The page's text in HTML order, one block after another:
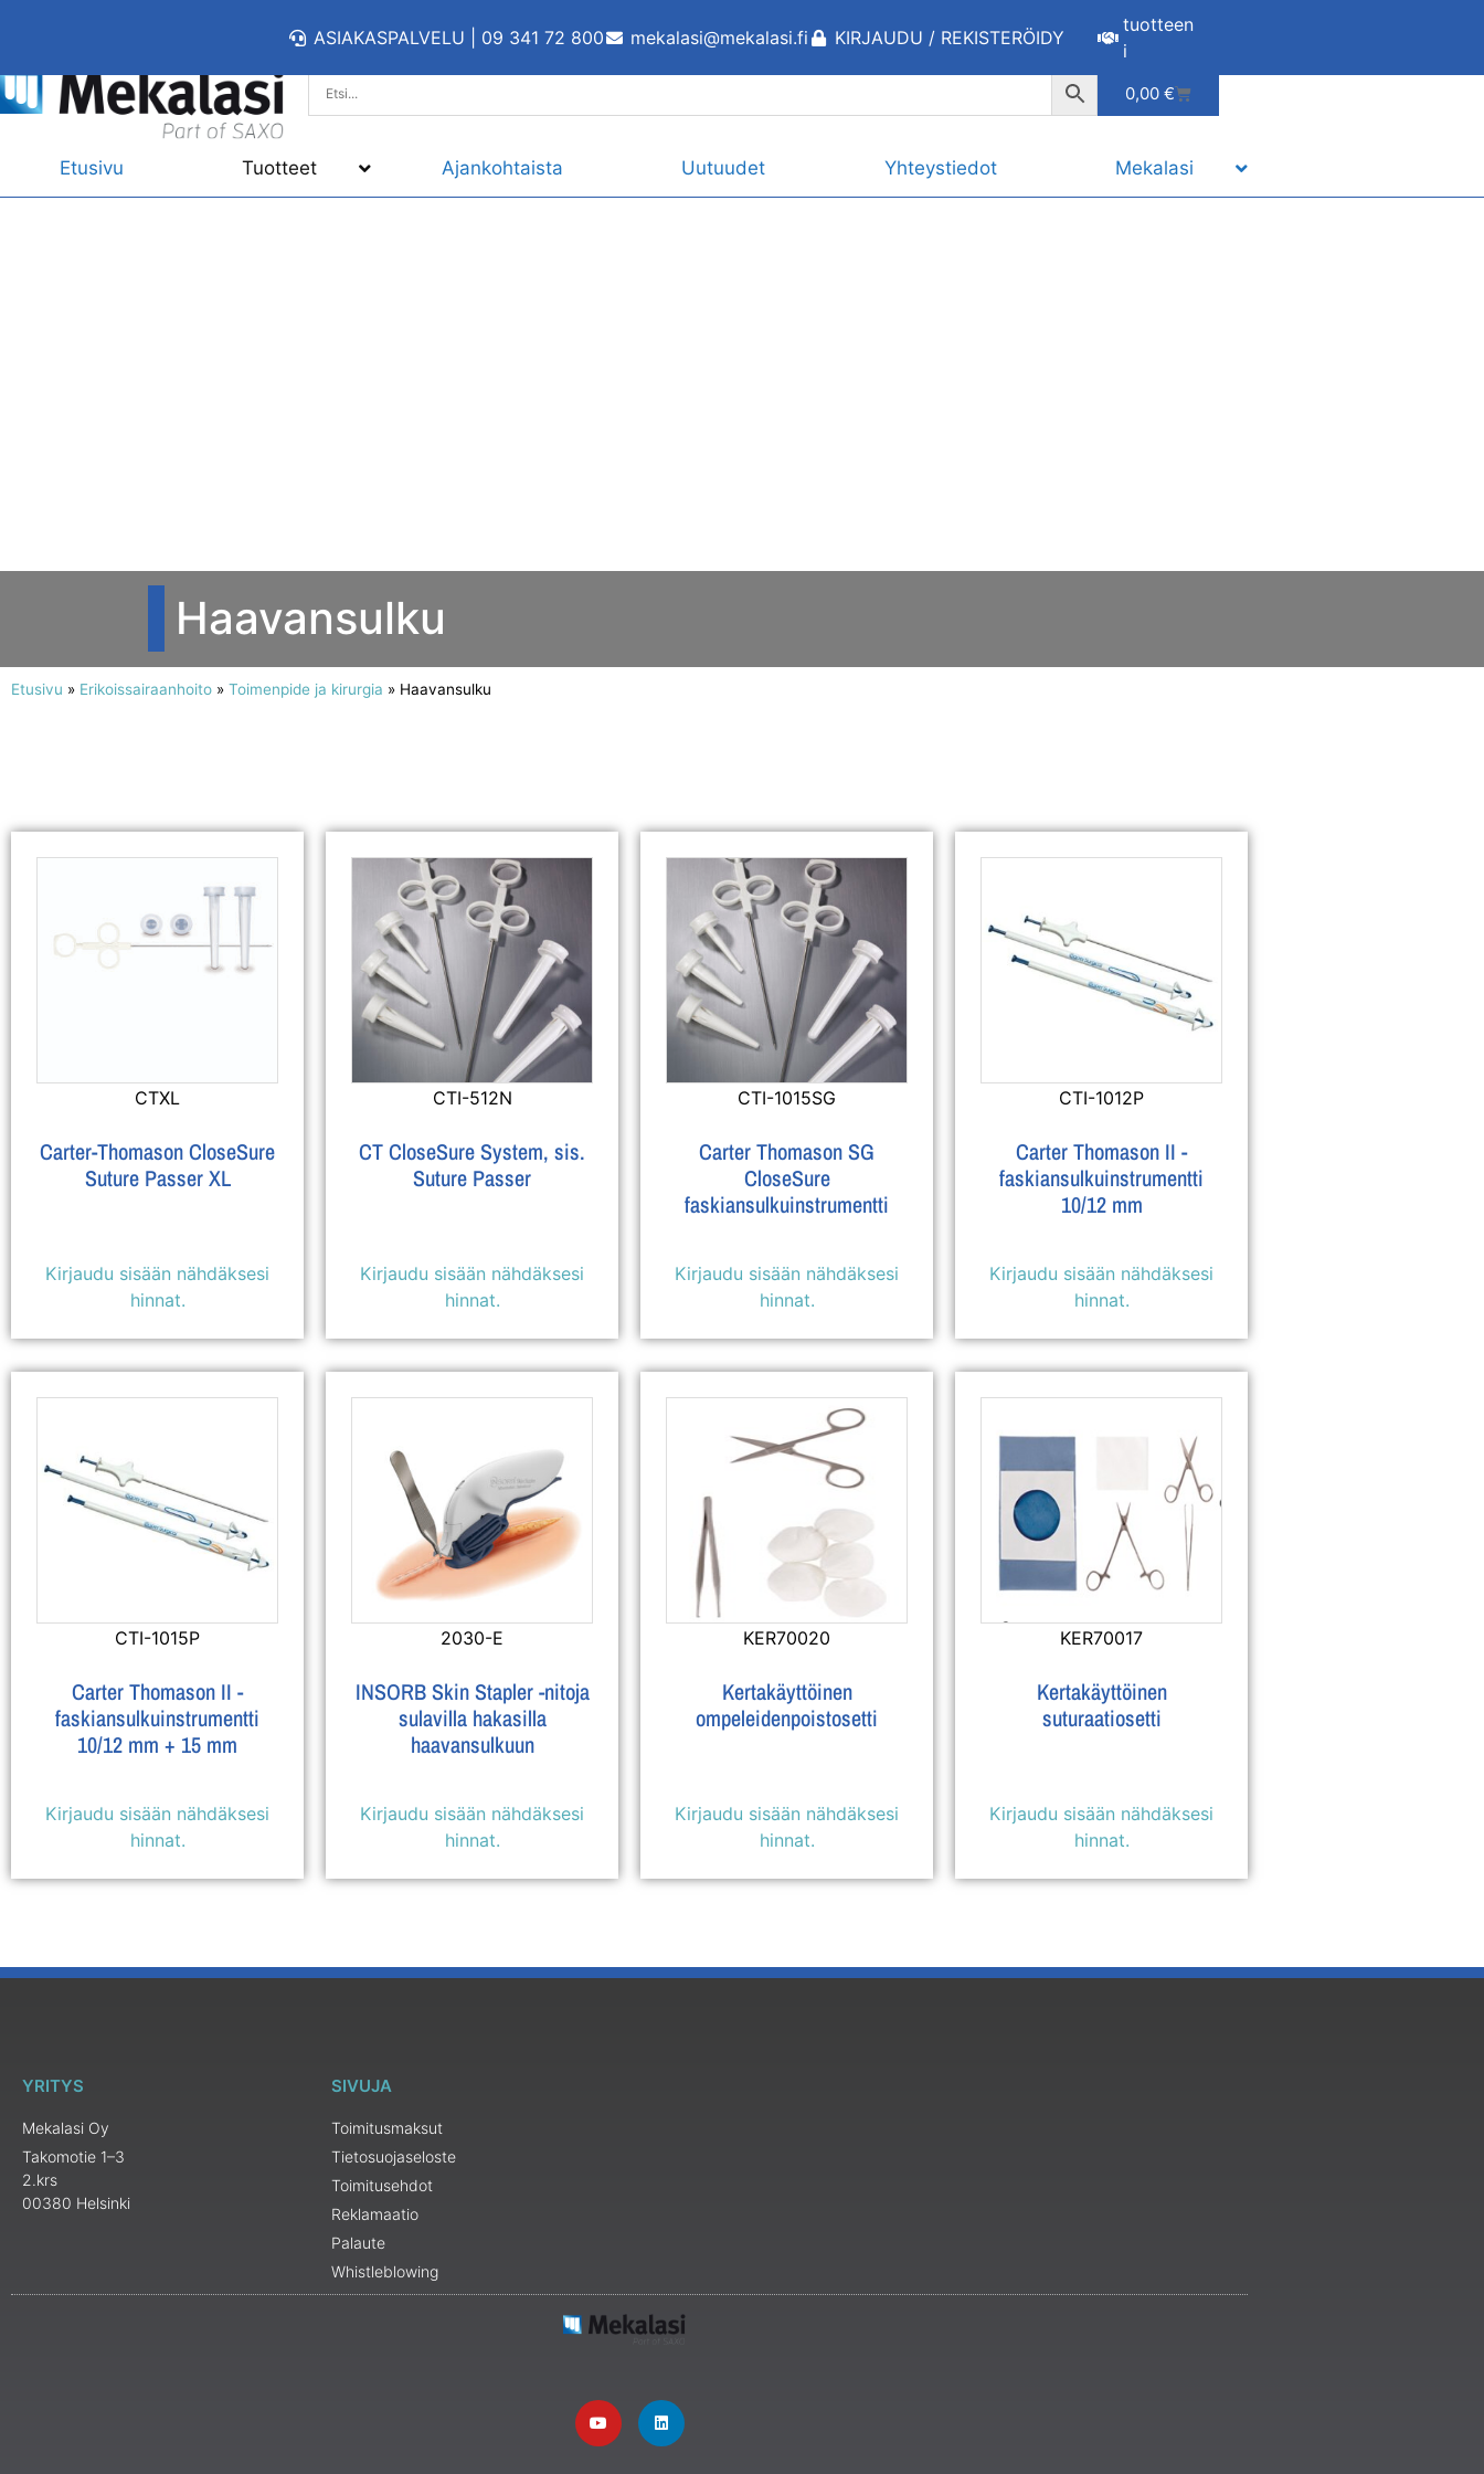
ASIAKASPALVELU | 09 341 72 800 mekalasi@mekalasi.fi KIRJAUDU / REKISTERÖIDY
tuotteen
i
0,00 €
Etusivu Tuotteet Ajankohtaista Uutuudet Yhteystiedot Mekalasi
Haavansulku
Etusivu » Erikoissairaanhoito » Toimenpide ja kirurgia » Haavansulku
CTXL
Carter-Thomason CloseSure
Suture Passer XL
Kirjaudu sisään nähdäksesi
hinnat.
CTI-512N
CT CloseSure System, sis.
Suture Passer
Kirjaudu sisään nähdäksesi
hinnat.
CTI-1015SG
Carter Thomason SG
CloseSure
faskiansulkuinstrumentti
Kirjaudu sisään nähdäksesi
hinnat.
CTI-1012P
Carter Thomason II -
faskiansulkuinstrumentti
10/12 mm
Kirjaudu sisään nähdäksesi
hinnat.
CTI-1015P
Carter Thomason II -
faskiansulkuinstrumentti
10/12 mm + 15 mm
Kirjaudu sisään nähdäksesi
hinnat.
2030-E
INSORB Skin Stapler -nitoja
sulavilla hakasilla
haavansulkuun
Kirjaudu sisään nähdäksesi
hinnat.
KER70020
Kertakäyttöinen
ompeleidenpoistosetti
Kirjaudu sisään nähdäksesi
hinnat.
KER70017
Kertakäyttöinen
suturaatiosetti
Kirjaudu sisään nähdäksesi
hinnat.
YRITYS
Mekalasi Oy
Takomotie 1–3
2.krs
00380 Helsinki
SIVUJA
Toimitusmaksut
Tietosuojaseloste
Toimitusehdot
Reklamaatio
Palaute
Whistleblowing